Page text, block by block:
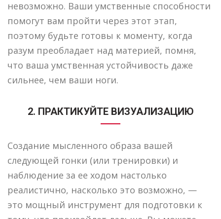
невозможно. Ваши умственные способности
помогут вам пройти через этот этап,
поэтому будьте готовы к моменту, когда
разум преобладает над материей, помня,
что ваша умственная устойчивость даже
сильнее, чем ваши ноги.
2. ПРАКТИКУЙТЕ ВИЗУАЛИЗАЦИЮ
Создание мысленного образа вашей
следующей гонки (или тренировки) и
наблюдение за ее ходом настолько
реалистично, насколько это возможно, —
это мощный инструмент для подготовки к